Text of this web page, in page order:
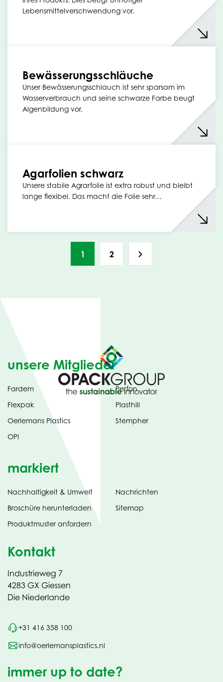
Lebensmittelverschwendung vor.
Bewässerungsschläuche
Unser Bewässerungsschlauch ist sehr sparsam im
Wasserverbrauch und seine schwarze Farbe beugt
Algenbildung vor.
Agarfolien schwarz
Unsere stabile Agrarfolie ist extra robust und bleibt
lange flexibel. Das macht die Folie sehr…
1 2
unsere Mitglieder
Fardem
Flexpak
Oerlemans Plastics
OPI
Perfon
Plasthill
Stempher
markiert
Nachhaltigkeit & Umwelt
Broschüre herunterladen(opens
in
new
Produktmuster anfordern
Nachrichten
Sitemap
Kontakt
Industrieweg 7
4283 GX Giessen
Die Niederlande
+31 416 358 100
info@oerlemansplastics.nl
immer up to date?